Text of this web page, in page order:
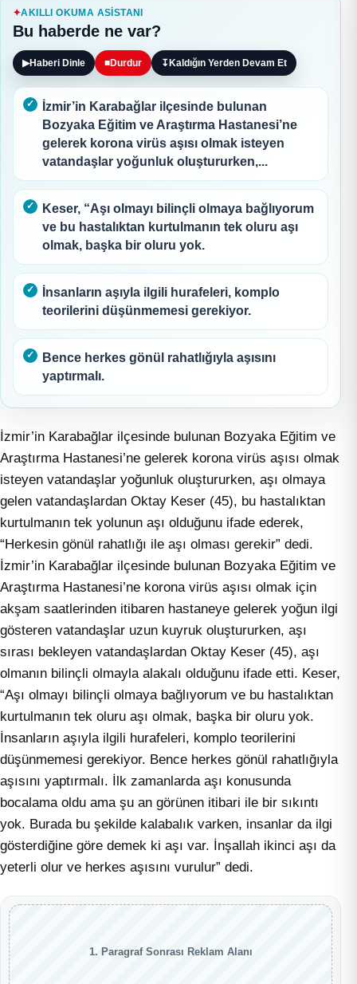
AKILLI OKUMA ASISTANI
Bu haberde ne var?
▶Haberi Dinle ■Durdur ↧Kaldığın Yerden Devam Et
İzmir’in Karabağlar ilçesinde bulunan
Bozyaka Eğitim ve Araştırma Hastanesi’ne
gelerek korona virüs aşısı olmak isteyen
vatandaşlar yoğunluk oluştururken,...
Keser, “Aşı olmayı bilinçli olmaya bağlıyorum
ve bu hastalıktan kurtulmanın tek oluru aşı
olmak, başka bir oluru yok.
İnsanların aşıyla ilgili hurafeleri, komplo
teorilerini düşünmemesi gerekiyor.
Bence herkes gönül rahatlığıyla aşısını
yaptırmalı.
İzmir’in Karabağlar ilçesinde bulunan Bozyaka Eğitim ve
Araştırma Hastanesi’ne gelerek korona virüs aşısı olmak
isteyen vatandaşlar yoğunluk oluştururken, aşı olmaya
gelen vatandaşlardan Oktay Keser (45), bu hastalıktan
kurtulmanın tek yolunun aşı olduğunu ifade ederek,
“Herkesin gönül rahatlığı ile aşı olması gerekir” dedi.
İzmir’in Karabağlar ilçesinde bulunan Bozyaka Eğitim ve
Araştırma Hastanesi’ne korona virüs aşısı olmak için
akşam saatlerinden itibaren hastaneye gelerek yoğun ilgi
gösteren vatandaşlar uzun kuyruk oluştururken, aşı
sırası bekleyen vatandaşlardan Oktay Keser (45), aşı
olmanın bilinçli olmayla alakalı olduğunu ifade etti. Keser,
“Aşı olmayı bilinçli olmaya bağlıyorum ve bu hastalıktan
kurtulmanın tek oluru aşı olmak, başka bir oluru yok.
İnsanların aşıyla ilgili hurafeleri, komplo teorilerini
düşünmemesi gerekiyor. Bence herkes gönül rahatlığıyla
aşısını yaptırmalı. İlk zamanlarda aşı konusunda
bocalama oldu ama şu an görünen itibari ile bir sıkıntı
yok. Burada bu şekilde kalabalık varken, insanlar da ilgi
gösterdiğine göre demek ki aşı var. İnşallah ikinci aşı da
yeterli olur ve herkes aşısını vurulur” dedi.
1. Paragraf Sonrası Reklam Alanı